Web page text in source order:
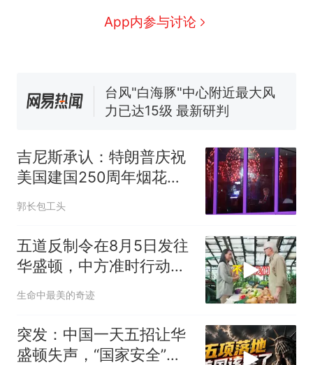
App内参与讨论
眼了……
费大厨“全国小炒肉大王”称
佛山一中学招聘物理教师，笔
试前13名均遭淘汰？教育局：
核查
官方通报
热 那个在床头放菜刀的女孩，
因老师一句“跟我回家”改写了
吉尼斯承认：特朗普庆祝
美国建国250周年烟花表
演打破世界纪录
郭长包工头
五道反制令在8月5日发往
华盛顿，中方准时行动，
最大输家已显现
生命中最美的奇迹
突发：中国一天五招让华
盛顿失声，“国家安全”不